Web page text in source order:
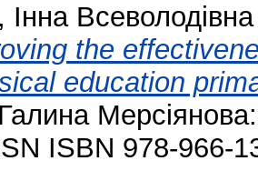
Всеволодівна
the
education
Галина
ISВN 978-966-